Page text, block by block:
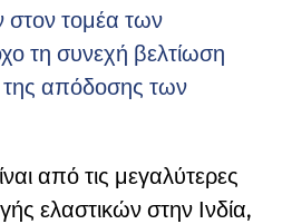
στον τομέα των
τη συνεχή βελτίωση
της απόδοσης των
από τις μεγαλύτερες
ελαστικών στην Ινδία,